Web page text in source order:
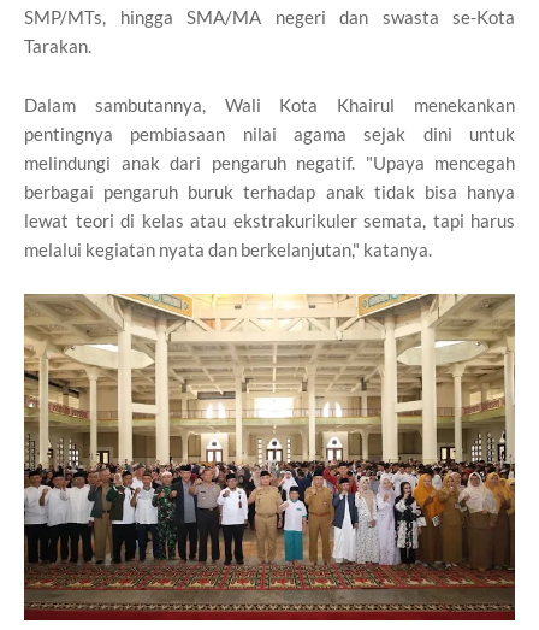
SMP/MTs, hingga SMA/MA negeri dan swasta se-Kota
Tarakan.
Dalam sambutannya, Wali Kota Khairul menekankan
pentingnya pembiasaan nilai agama sejak dini untuk
melindungi anak dari pengaruh negatif. "Upaya mencegah
berbagai pengaruh buruk terhadap anak tidak bisa hanya
lewat teori di kelas atau ekstrakurikuler semata, tapi harus
melalui kegiatan nyata dan berkelanjutan," katanya.